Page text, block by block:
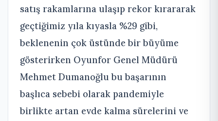
satış rakamlarına ulaşıp rekor kırararak
geçtiğimiz yıla kıyasla %29 gibi,
beklenenin çok üstünde bir büyüme
gösterirken Oyunfor Genel Müdürü
Mehmet Dumanoğlu bu başarının
başlıca sebebi olarak pandemiyle
birlikte artan evde kalma sürelerini ve